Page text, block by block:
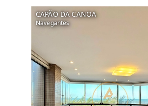
CAPÃO DA CANOA
Navegantes